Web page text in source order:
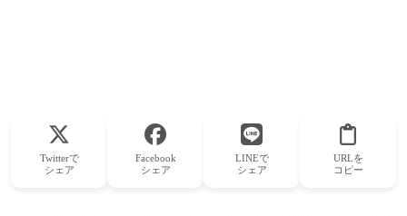
Twitterで
シェア
Facebook
シェア
LINEで
シェア
URLを
コピー